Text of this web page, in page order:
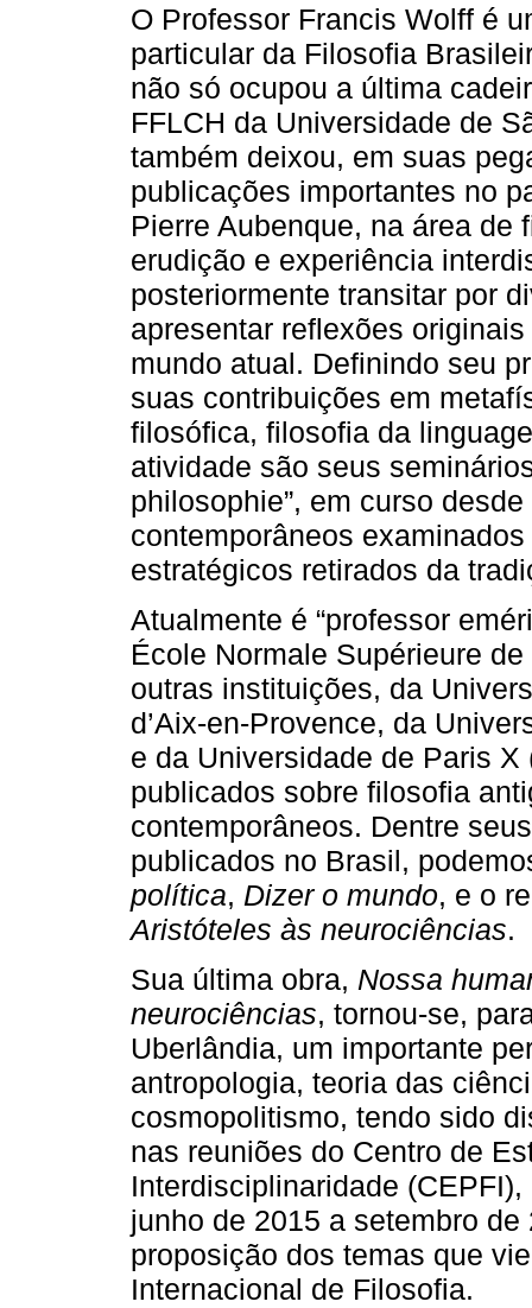
O Professor Francis Wolff é
particular da Filosofia
não só ocupou a última
FFLCH da Universidade de
também deixou, em suas
publicações importantes no
Pierre Aubenque, na área
erudição e experiência
posteriormente transitar por
apresentar reflexões
mundo atual. Definindo seu
suas contribuições em
filosófica, filosofia da
atividade são seus
philosophie”, em curso
contemporâneos
estratégicos retirados da
Atualmente é “professor
École Normale Supérieure
outras instituições, da
d’Aix-en-Provence, da
e da Universidade de Paris
publicados sobre filosofia
contemporâneos. Dentre
publicados no Brasil,
política, Dizer o mundo, e o
Aristóteles às neurociências.
Sua última obra, Nossa
neurociências, tornou-se,
Uberlândia, um importante
antropologia, teoria das
cosmopolitismo, tendo sido
nas reuniões do Centro de
Interdisciplinaridade
junho de 2015 a setembro
proposição dos temas que
Internacional de Filosofia.